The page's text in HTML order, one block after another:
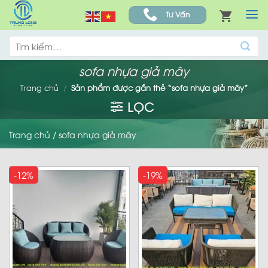
Skip
content
Tư Vấn
Tìm
kiếm:
sofa nhựa giả mây
Trang chủ / Sản phẩm được gắn thẻ “sofa nhựa giả mây”
LỌC
Trang chủ / sofa nhựa giả mây
-12% -19%